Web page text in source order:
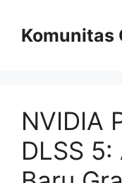
contentKomunitas
NVIDIA
DLSS